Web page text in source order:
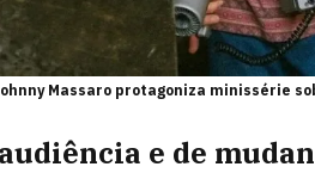
Massaro protagoniza minissérie
e de